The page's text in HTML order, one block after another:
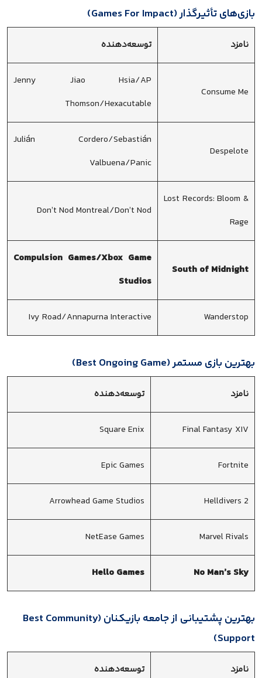
بازی‌های تأثیرگذار (Games For Impact)
نامزد توسعه‌دهنده
Consume Me
Jenny Jiao Hsia/AP
Thomson/Hexacutable
Despelote
Julián Cordero/Sebastián
Valbuena/Panic
Lost Records: Bloom &
Rage
Don’t Nod Montreal/Don’t Nod
South of Midnight
Compulsion Games/Xbox Game
Studios
Wanderstop
Ivy Road/Annapurna Interactive
بهترین بازی مستمر (Best Ongoing Game)
نامزد توسعه‌دهنده
Final Fantasy XIV
Square Enix
Fortnite
Epic Games
Helldivers 2
Arrowhead Game Studios
Marvel Rivals
NetEase Games
No Man’s Sky
Hello Games
بهترین پشتیبانی از جامعه بازیکنان (Best Community
Support)
نامزد توسعه‌دهنده